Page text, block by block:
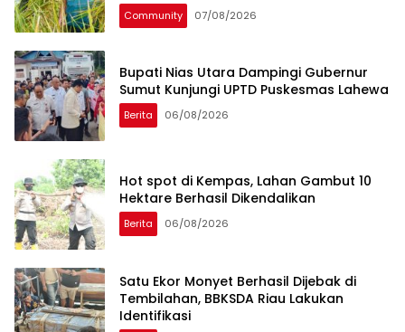
Community 07/08/2026
Bupati Nias Utara Dampingi Gubernur
Sumut Kunjungi UPTD Puskesmas Lahewa
Berita 06/08/2026
Hot spot di Kempas, Lahan Gambut 10
Hektare Berhasil Dikendalikan
Berita 06/08/2026
Satu Ekor Monyet Berhasil Dijebak di
Tembilahan, BBKSDA Riau Lakukan
Identifikasi